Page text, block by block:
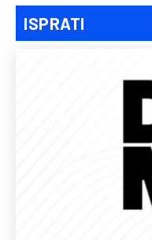
ISPRATI